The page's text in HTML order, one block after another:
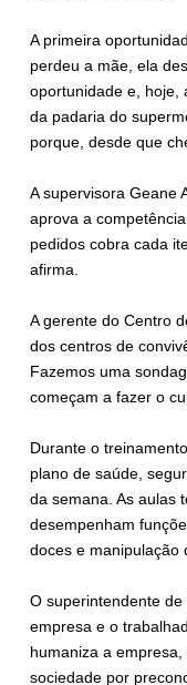
A primeira
perdeu a mãe, ela
oportunidade e, hoje,
da padaria do
porque, desde que
A supervisora Geane
aprova a
pedidos cobra cada
afirma.
A gerente do Centro
dos centros de
Fazemos uma
começam a fazer o
Durante o
plano de saúde,
da semana. As aulas
desempenham
doces e manipulação
O superintendente
empresa e o
humaniza a
sociedade por